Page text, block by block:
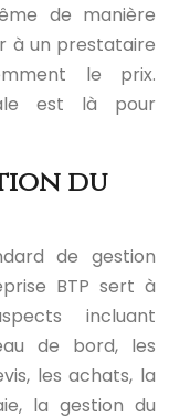
de manière
à un prestataire
le prix.
est là pour
du
de gestion
BTP sert à
incluant
de bord, les
les achats, la
la gestion du